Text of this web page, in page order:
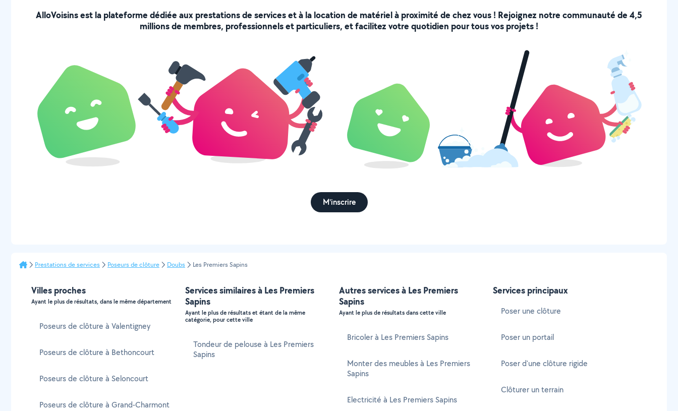
AlloVoisins est la plateforme dédiée aux prestations de services et à la location de matériel à proximité de chez vous ! Rejoignez notre communauté de 4,5
millions de membres, professionnels et particuliers, et facilitez votre quotidien pour tous vos projets !
M'inscrire
Prestations de services Poseurs de clôture Doubs Les Premiers Sapins
Villes proches
Ayant le plus de résultats, dans le même département
Poseurs de clôture à Valentigney
Poseurs de clôture à Bethoncourt
Poseurs de clôture à Seloncourt
Poseurs de clôture à Grand-Charmont
Services similaires à Les Premiers
Sapins
Ayant le plus de résultats et étant de la même
catégorie, pour cette ville
Tondeur de pelouse à Les Premiers
Sapins
Autres services à Les Premiers
Sapins
Ayant le plus de résultats dans cette ville
Bricoler à Les Premiers Sapins
Monter des meubles à Les Premiers
Sapins
Electricité à Les Premiers Sapins
Services principaux
Poser une clôture
Poser un portail
Poser d'une clôture rigide
Clôturer un terrain